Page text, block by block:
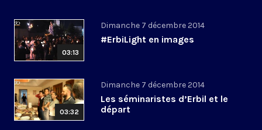
03:13
Dimanche 7 décembre 2014
#ErbiLight en images
03:32
Dimanche 7 décembre 2014
Les séminaristes d’Erbil et le
départ